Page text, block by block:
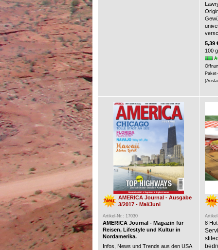
5,39
100
Neu
AMERICA Journal - Ausgabe
3/2017 - Mai/Juni
Artikel-Nr.: 17030
AMERICA Journal - Magazin für
Reisen, Lifestyle und Kultur in
Nordamerika.
Infos, News und Trends aus den USA.
Neu
8